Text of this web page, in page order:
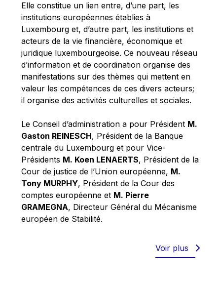
Michael Sohlman
Michel Goedert
Mireille Delmas-Marty
Nobuo Tanaka
Otmar Issing
Paolo Mengozzi
Paschal Donohoe
Pat Cox
Patrizia Nanz
Philippe Maystadt
Pierre Gramegna
Richard Pelly
Robert Goebbels
Robert REYNDERS
Elle constitue un lien entre, d’une part, les
institutions européennes établies à
Luxembourg et, d’autre part, les institutions et
acteurs de la vie financière, économique et
juridique luxembourgeoise. Ce nouveau réseau
d’information et de coordination organise des
manifestations sur des thèmes qui mettent en
valeur les compétences de ces divers acteurs;
il organise des activités culturelles et sociales.
Le Conseil d’administration a pour Président M.
Gaston REINESCH, Président de la Banque
centrale du Luxembourg et pour Vice-
Présidents M. Koen LENAERTS, Président de la
Cour de justice de l’Union européenne, M.
Tony MURPHY, Président de la Cour des
comptes européenne et M. Pierre
GRAMEGNA, Directeur Général du Mécanisme
européen de Stabilité.
Voir plus